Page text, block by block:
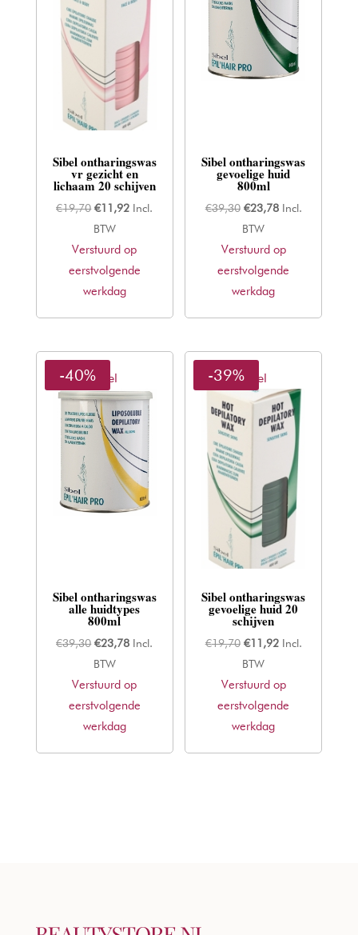
Sibel ontharingswas
vr gezicht en
lichaam 20 schijven
€19,70 Oorspronkelijke
prijs
was:
€19,70.
€11,92Huidige
is:
€11,92.
Incl.
BTW
Verstuurd op
eerstvolgende
werkdag
Sibel ontharingswas
gevoelige huid
800ml
€39,30 Oorspronkelijke
prijs
was:
€39,30.
€23,78Huidige
is:
€23,78.
Incl.
BTW
Verstuurd op
eerstvolgende
werkdag
Sibel
-40%
Sibel ontharingswas
alle huidtypes
800ml
€39,30 Oorspronkelijke
prijs
was:
€39,30.
€23,78Huidige
is:
€23,78.
Incl.
BTW
Verstuurd op
eerstvolgende
werkdag
Sibel
-39%
Sibel ontharingswas
gevoelige huid 20
schijven
€19,70 Oorspronkelijke
prijs
was:
€19,70.
€11,92Huidige
is:
€11,92.
Incl.
BTW
Verstuurd op
eerstvolgende
werkdag